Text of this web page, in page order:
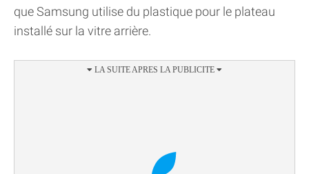
que Samsung utilise du plastique pour le plateau
installé sur la vitre arrière.